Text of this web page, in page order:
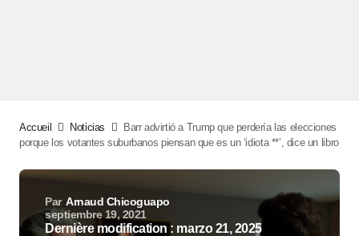
Accueil Noticias
Barr advirtió a Trump que perdería las elecciones
porque los votantes suburbanos piensan que es un ‘idiota **’, dice un libro
Par Arnaud Chicoguapo
septiembre 19, 2021
Dernière modification : marzo 21, 2025